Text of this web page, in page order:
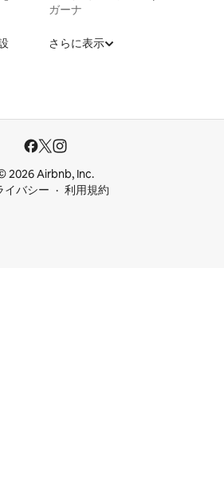
ガーナ
さらに表示
2026 Airbnb, Inc.
イバシー
利用規約